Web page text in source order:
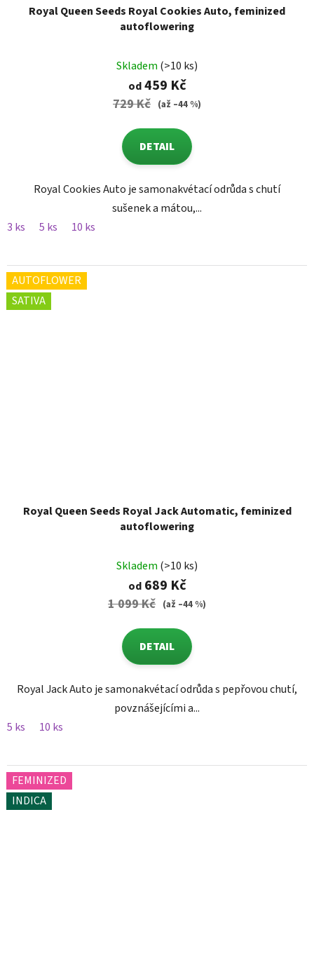
Royal Queen Seeds Royal Cookies Auto, feminized
autoflowering
Skladem (>10 ks)
od459 Kč
729 Kč (až –44 %)
DETAIL
Royal Cookies Auto je samonakvétací odrůda s chutí
sušenek a mátou,...
3 ks
5 ks 10 ks
AUTOFLOWER
SATIVA
Royal Queen Seeds Royal Jack Automatic, feminized
autoflowering
Skladem (>10 ks)
od689 Kč
1 099 Kč (až –44 %)
DETAIL
Royal Jack Auto je samonakvétací odrůda s pepřovou chutí,
povznášejícími a...
5 ks
10 ks
FEMINIZED
INDICA